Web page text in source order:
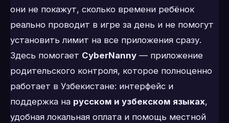
они не покажут, сколько времени ребёнок
реально проводит в игре за день и не помогут
установить лимит на все приложения сразу.
Здесь помогает CyberNanny — приложение
родительского контроля, которое полноценно
работает в Узбекистане: интерфейс и
поддержка на русском и узбекском языках,
удобная локальная оплата и помощь местной